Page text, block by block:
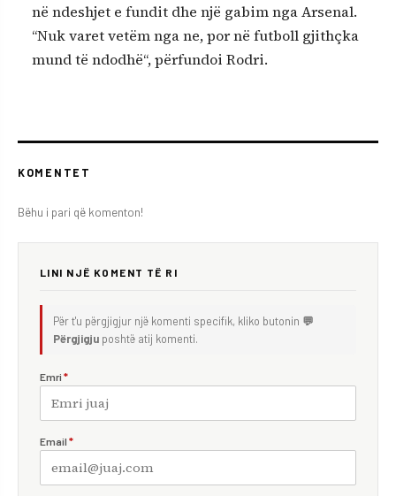
në ndeshjet e fundit dhe një gabim nga Arsenal.
“Nuk varet vetëm nga ne, por në futboll gjithçka
mund të ndodhë“, përfundoi Rodri.
KOMENTET
Bëhu i pari që komenton!
LINI NJË KOMENT TË RI
Për t'u përgjigjur një komenti specifik, kliko butonin 💬
Përgjigju poshtë atij komenti.
Emri *
Email *